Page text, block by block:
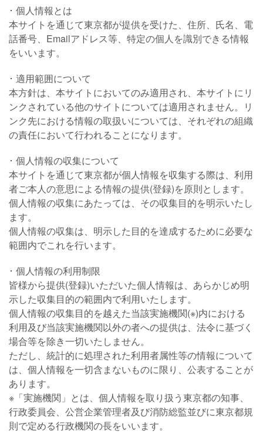
個人情報とは
本サイトを通じて東京都が提供を受けた、住所、氏名、電
話番号、Emailアドレス等、特定の個人を識別できる情報
をいいます。
適用範囲について
本方針は、本サイトにおいてのみ適用され、本サイトにリ
ンクされている他のサイトについては適用されません。リ
ンク先における情報の取扱いについては、それぞれの組織
の責任において行われることになります。
個人情報の収集について
本サイトを通じて東京都が個人情報を収集する際は、利用
者ご本人の意思による情報の提供(登録)を原則とします。
個人情報の収集にあたっては、その収集目的を明示いたし
ます。
個人情報の収集は、明示した目的を達成するために必要な
範囲内でこれを行います。
個人情報の利用制限
皆様から提供(登録)いただいた個人情報は、あらかじめ明
示した収集目的の範囲内で利用いたします。
個人情報の収集目的を越えた当該実施機関(※)内における
利用及び当該実施機関以外の者への提供は、法令に基づく
場合等を除き一切いたしません。
ただし、統計的に処理された利用者属性等の情報について
は、個人情報を一切含まないものに限り、公表することが
あります。
※「実施機関」とは、個人情報を取り扱う東京都の知事、
行政委員会、公営企業管理者及び消防総監並びに東京都規
則で定める行政機関の長をいいます。